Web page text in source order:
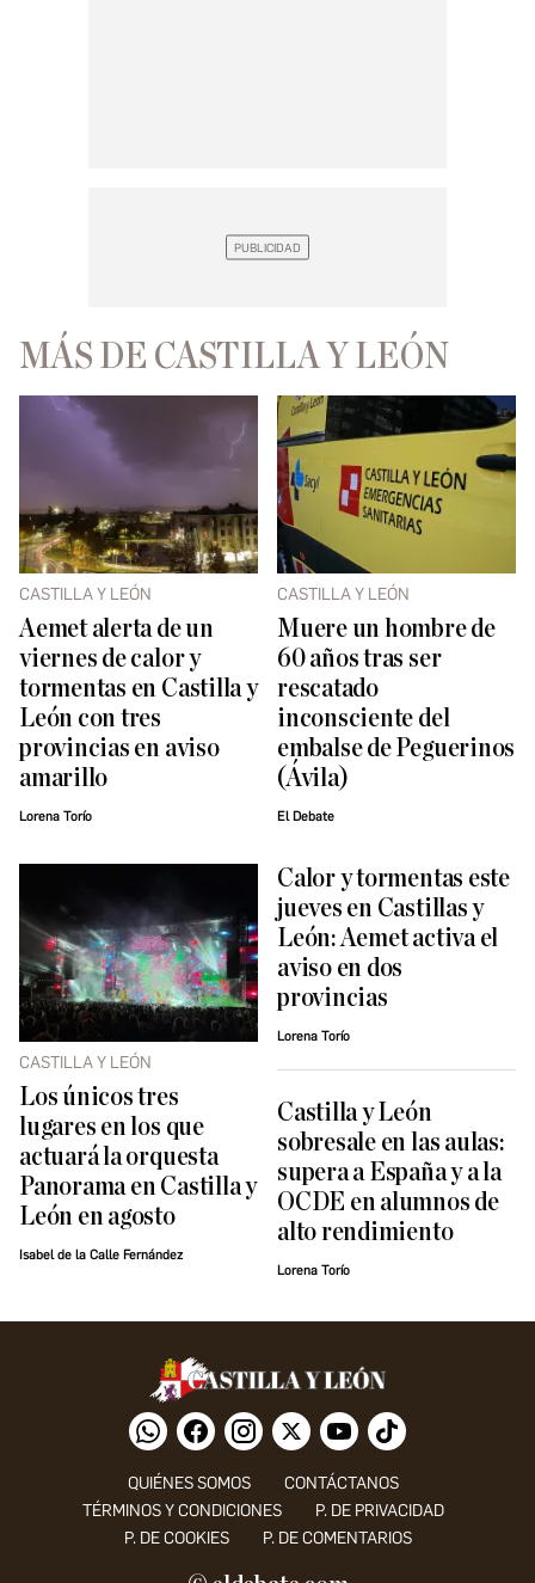
MÁS DE CASTILLA Y LEÓN
CASTILLA Y LEÓN
Aemet alerta de un
viernes de calor y
tormentas en Castilla y
León con tres
provincias en aviso
amarillo
Lorena Torío
CASTILLA Y LEÓN
Muere un hombre de
60 años tras ser
rescatado
inconsciente del
embalse de Peguerinos
(Ávila)
El Debate
CASTILLA Y LEÓN
Los únicos tres
lugares en los que
actuará la orquesta
Panorama en Castilla y
León en agosto
Isabel de la Calle Fernández
Calor y tormentas este
jueves en Castillas y
León: Aemet activa el
aviso en dos
provincias
Lorena Torío
Castilla y León
sobresale en las aulas:
supera a España y a la
OCDE en alumnos de
alto rendimiento
Lorena Torío
QUIÉNES SOMOS
CONTÁCTANOS
TÉRMINOS Y CONDICIONES
P. DE PRIVACIDAD
P. DE COOKIES
P. DE COMENTARIOS